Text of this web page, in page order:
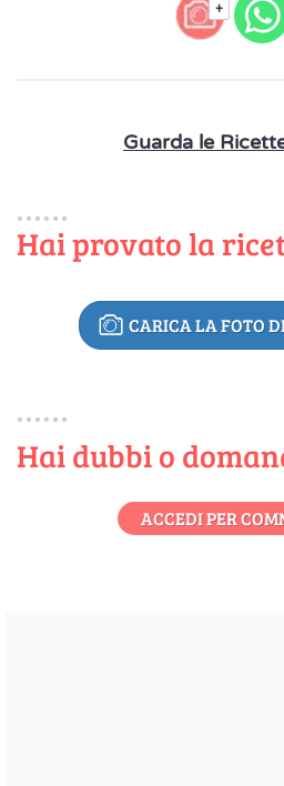
+
Guarda le
Hai provato la
CARICA LA FOTO
Hai dubbi o
ACCEDI PER